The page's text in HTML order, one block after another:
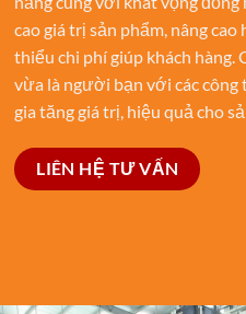
cao giá trị sản phẩm, nâng
thiểu chi phí giúp khách
vừa là người bạn với các công
gia tăng giá trị, hiệu quả cho
LIÊN HỆ TƯ VẤN